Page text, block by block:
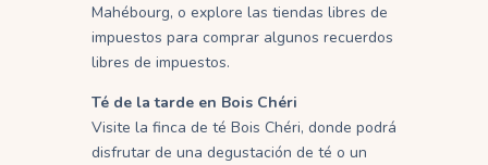
Mahébourg, o explore las tiendas libres de
impuestos para comprar algunos recuerdos
libres de impuestos.
Té de la tarde en Bois Chéri
Visite la finca de té Bois Chéri, donde podrá
disfrutar de una degustación de té o un